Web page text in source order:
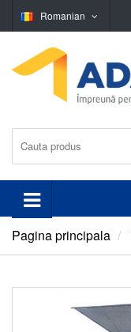
Romanian
Pagina principala